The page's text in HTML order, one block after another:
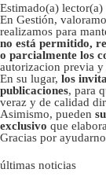
Estimado(a) lector(a)
En Gestión,
realizamos para
no está permitido,
o parcialmente los
autorizacion previa y
En su lugar, los
publicaciones, para
veraz y de calidad
Asimismo, pueden
exclusivo que
Gracias por
últimas noticias